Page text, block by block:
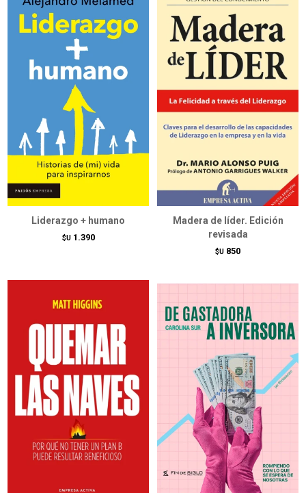
Liderazgo + humano
$U 1.390
Madera de líder. Edición
revisada
$U 850